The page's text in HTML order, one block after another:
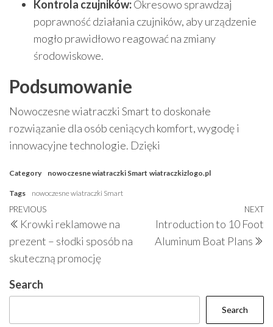
Kontrola czujników:Okresowo sprawdzaj
poprawność działania czujników, aby urządzenie
mogło prawidłowo reagować na zmiany
środowiskowe.
Podsumowanie
Nowoczesne wiatraczki Smart to doskonałe
rozwiązanie dla osób ceniących komfort, wygodę i
innowacyjne technologie. Dzięki
Category nowoczesne wiatraczki Smart wiatraczkizlogo.pl
Tags nowoczesne wiatraczki Smart
Post
navigation
Previous
Post
PREVIOUS
Krowki reklamowe na
prezent – słodki sposób na
skuteczną promocję
NEXT
Introduction to 10 Foot
Aluminum Boat Plans
Search
Search